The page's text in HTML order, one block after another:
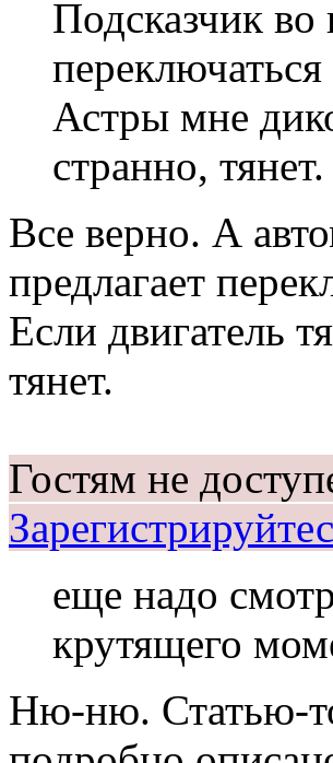
Подсказчик во
Астры мне
странно,
Все верно. А
предлагает
Если двигатель
тянет.
Гостям не
еще надо
крутящего
Ню-ню. Статью-